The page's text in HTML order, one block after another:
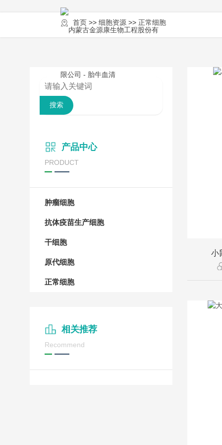
首页 >> 细胞资源 >> 正常细胞
搜索
产品中心
PRODUCT
肿瘤细胞
抗体疫苗生产细胞
干细胞
原代细胞
正常细胞
相关推荐
Recommend
小